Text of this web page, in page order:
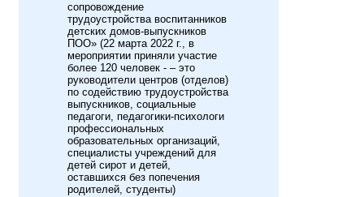
сопровождение
трудоустройства воспитанников
детских домов-выпускников
ПОО» (22 марта 2022 г., в
мероприятии приняли участие
более 120 человек - – это
руководители центров (отделов)
по содействию трудоустройства
выпускников, социальные
педагоги, педагогики-психологи
профессиональных
образовательных организаций,
специалисты учреждений для
детей сирот и детей,
оставшихся без попечения
родителей, студенты)